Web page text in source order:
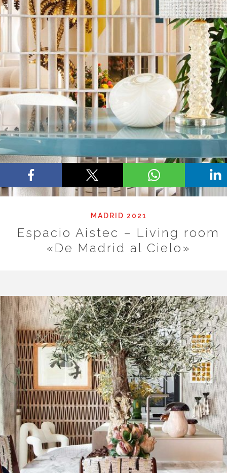
MADRID 2021
Espacio Aistec – Living room
«De Madrid al Cielo»